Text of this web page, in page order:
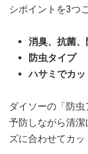
シポイントを3つ
消臭、抗菌
防虫タイプ
ハサミでカ
ダイソーの「防
予防しながら清
ズに合わせてカッ